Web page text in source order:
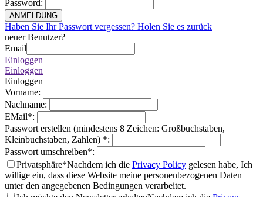
Password:
ANMELDUNG
Haben Sie Ihr Passwort vergessen? Holen Sie es zurück
neuer Benutzer?
Email
Einloggen
Einloggen
Einloggen
Vorname:
Nachname:
EMail*:
Passwort erstellen (mindestens 8 Zeichen: Großbuchstaben,
Kleinbuchstaben, Zahlen) *:
Passwort umschreiben*:
Privatsphäre*Nachdem ich die Privacy Policy gelesen habe, Ich
willige ein, dass diese Website meine personenbezogenen Daten
unter den angegebenen Bedingungen verarbeitet.